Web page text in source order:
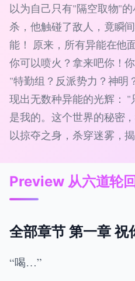
以为自己只有"隔空取物"
杀，他触碰了敌人，竟瞬
能！ 原来，所有异能在他
你可以喷火？拿来吧你！
"特勤组？反派势力？神明
现出无数种异能的光辉：
是我的。这个世界的秘密
以掠夺之身，杀穿迷雾，
Preview 从六道轮
全部章节 第一章 祝
“喝…”